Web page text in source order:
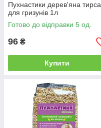
Пухнастики дерев'яна тирса
для гризунів 1л
Готово до відправки 5 од.
96 ₴
Купити